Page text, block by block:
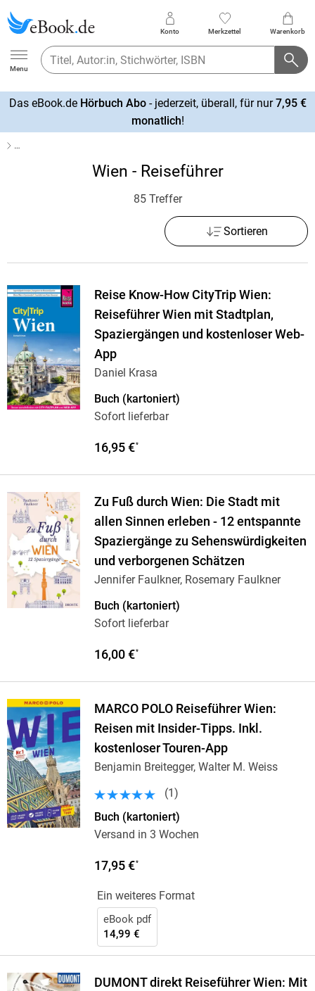
Ebook.de
Menu
Konto Merkzettel Warenkorb
Das eBook.de Hörbuch Abo- jederzeit, überall, für nur7,95 €
monatlich!
…
Wien - Reiseführer
85 Treffer
Sortieren
Reise Know-How CityTrip Wien:
Reiseführer Wien mit Stadtplan,
Spaziergängen und kostenloser Web-
App
Daniel Krasa
Buch (kartoniert)
Sofort lieferbar
16,95 €*
Zu Fuß durch Wien: Die Stadt mit
allen Sinnen erleben - 12 entspannte
Spaziergänge zu Sehenswürdigkeiten
und verborgenen Schätzen
Jennifer Faulkner, Rosemary Faulkner
Buch (kartoniert)
Sofort lieferbar
16,00 €*
MARCO POLO Reiseführer Wien:
Reisen mit Insider-Tipps. Inkl.
kostenloser Touren-App
Benjamin Breitegger, Walter M. Weiss
(1 )
Buch (kartoniert)
Versand in 3 Wochen
17,95 €*
Ein weiteres Format
eBook pdf
14,99 €
DUMONT direkt Reiseführer Wien: Mit